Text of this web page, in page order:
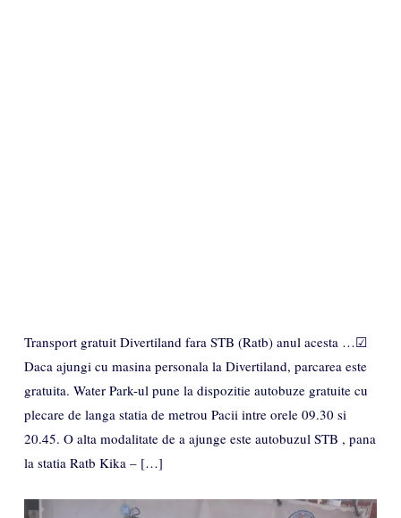
Transport gratuit Divertiland fara STB (Ratb) anul acesta …☑
Daca ajungi cu masina personala la Divertiland, parcarea este
gratuita. Water Park-ul pune la dispozitie autobuze gratuite cu
plecare de langa statia de metrou Pacii intre orele 09.30 si
20.45. O alta modalitate de a ajunge este autobuzul STB , pana
la statia Ratb Kika – […]